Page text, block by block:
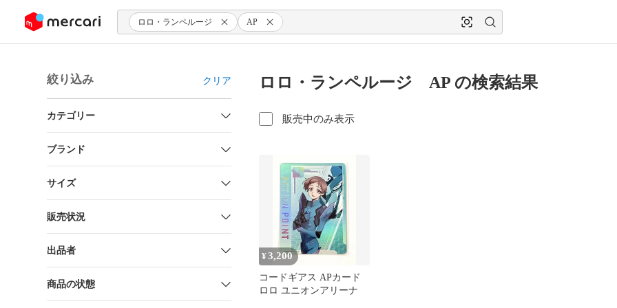
ツにスキップ ロロ・ランペルージ AP
絞り込み クリア
カテゴリー
ブランド
サイズ
販売状況
出品者
商品の状態
ロロ・ランペルージ AP の検索結果
販売中のみ表示
¥3,200
コードギアス APカード
ロロ ユニオンアリーナ